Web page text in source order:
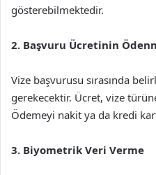
gösterebilmektedir.
2. Başvuru Ücretinin
Vize başvurusu sırasında
gerekecektir. Ücret, vize
Ödemeyi nakit ya da kredi
3. Biyometrik Veri Verme